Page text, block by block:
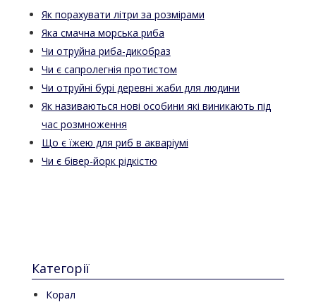
Як порахувати літри за розмірами
Яка смачна морська риба
Чи отруйна риба-дикобраз
Чи є сапролегнія протистом
Чи отруйні бурі деревні жаби для людини
Як називаються нові особини які виникають під
час розмноження
Що є їжею для риб в акваріумі
Чи є бівер-йорк рідкістю
Категорії
Корал